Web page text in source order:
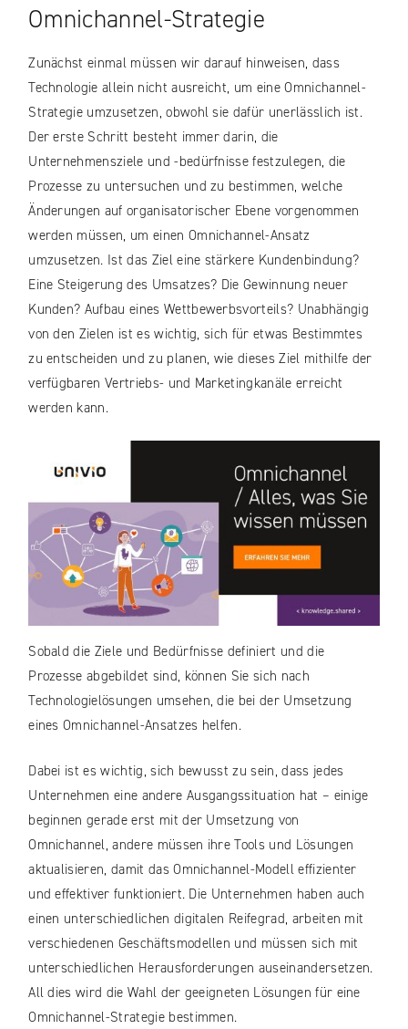
Omnichannel-Strategie
Zunächst einmal müssen wir darauf hinweisen, dass
Technologie allein nicht ausreicht, um eine Omnichannel-
Strategie umzusetzen, obwohl sie dafür unerlässlich ist.
Der erste Schritt besteht immer darin, die
Unternehmensziele und -bedürfnisse festzulegen, die
Prozesse zu untersuchen und zu bestimmen, welche
Änderungen auf organisatorischer Ebene vorgenommen
werden müssen, um einen Omnichannel-Ansatz
umzusetzen. Ist das Ziel eine stärkere Kundenbindung?
Eine Steigerung des Umsatzes? Die Gewinnung neuer
Kunden? Aufbau eines Wettbewerbsvorteils? Unabhängig
von den Zielen ist es wichtig, sich für etwas Bestimmtes
zu entscheiden und zu planen, wie dieses Ziel mithilfe der
verfügbaren Vertriebs- und Marketingkanäle erreicht
werden kann.
Sobald die Ziele und Bedürfnisse definiert und die
Prozesse abgebildet sind, können Sie sich nach
Technologielösungen umsehen, die bei der Umsetzung
eines Omnichannel-Ansatzes helfen.
Dabei ist es wichtig, sich bewusst zu sein, dass jedes
Unternehmen eine andere Ausgangssituation hat – einige
beginnen gerade erst mit der Umsetzung von
Omnichannel, andere müssen ihre Tools und Lösungen
aktualisieren, damit das Omnichannel-Modell effizienter
und effektiver funktioniert. Die Unternehmen haben auch
einen unterschiedlichen digitalen Reifegrad, arbeiten mit
verschiedenen Geschäftsmodellen und müssen sich mit
unterschiedlichen Herausforderungen auseinandersetzen.
All dies wird die Wahl der geeigneten Lösungen für eine
Omnichannel-Strategie bestimmen.